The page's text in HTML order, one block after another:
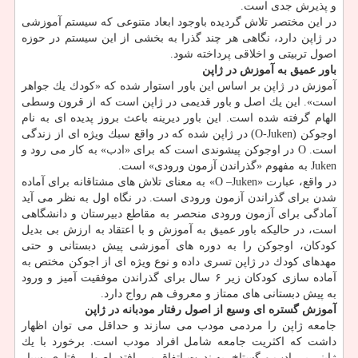
و پذیرش جدی است.
در این مختصر تلاش گردیده باوجود ابعاد متنوعی كه سیستم آموزشی
در ژاپن دارد، نگاهی هر چند گذرا به بخشی از این سیستم در حوزه
اصول تربیتی و اخلاقی پرداخته شود.
باور عمیق به آموزش در ژاپن
آموزش در ژاپن بر اساس این باور استوار شده كه «كودك یك جواهر
است». این یك اصل و باور قدیمی در ژاپن است كه از قرون وسطی
الهام گرفته شده است. این باور دیرینه باعث بروز پدیده ای به نام
اوجوكن (O-Juken) در ژاپن شده كه در واقع سبك ویژه ای از زندگی
است. O در اوجوكن پیشوندی است كه برای «ادب» به كار می رود و
Juken به مفهوم «گذراندن آزمون ورودی» است.
در واقع، عبارت «O –Juken» به معنای تلاش های مشتاقانه برای آماده
شدن برای گذراندن آزمون ورودی است. در نگاه اول به نظر می آید
آمادگی برای آزمون ورودی منحصر به مقاطع دبیرستان و دانشگاهی
است، در حالیكه باور عمیق به آموزش و با اعتقاد به ارزش بی بدیل
كودكان، اوجوكن را به دوره های آموزشی پیش دبستانی و حتی
مهدهای كودك در ژاپن تسری داده و نوع ویژه ای از اجوكن مختص به
آماده سازی كودكان زیر ۶ سال برای گذراندن موفقیت آمیز و ورود
به پیش دبستانی های ممتاز و معروف هم رواج دارد.
آموزش گستره ای وسیع از اصول رفتار مودبانه در ژاپن
جامعه ژاپن را مردمی مودب می سازند و حداقل می توان اظهار
داشت كه اكثریت جامعه شامل افراد مودب است. برخورد با یك